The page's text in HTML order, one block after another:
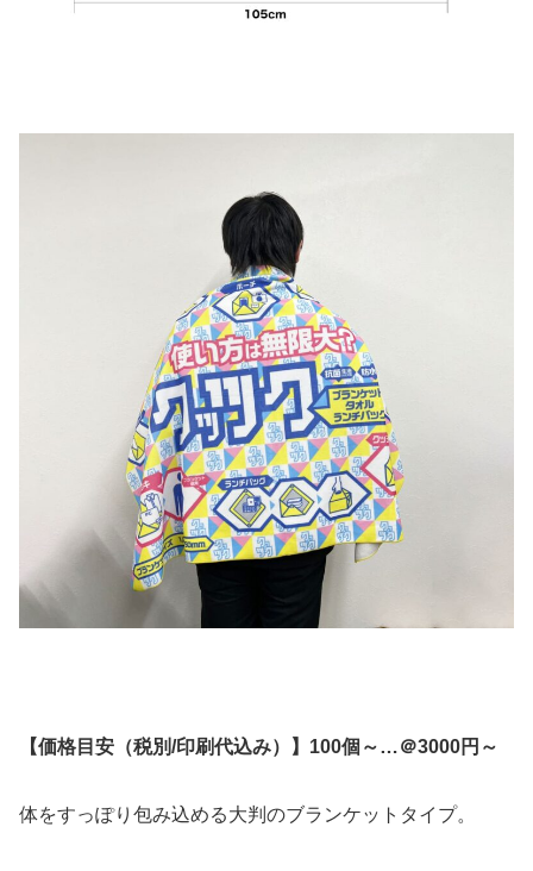
【価格目安（税別/印刷代込み）】100個～…＠3000円～
体をすっぽり包み込める大判のブランケットタイプ。